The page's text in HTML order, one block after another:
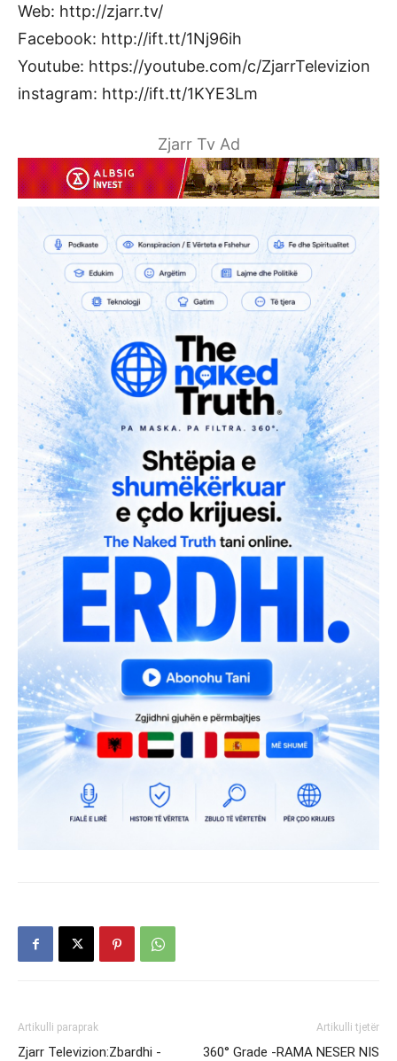
Web: http://zjarr.tv/
Facebook: http://ift.tt/1Nj96ih
Youtube: https://youtube.com/c/ZjarrTelevizion
instagram: http://ift.tt/1KYE3Lm
Zjarr Tv Ad
Artikulli paraprak
Zjarr Televizion:Zbardhi -
Artikulli tjetër
360° Grade -RAMA NESER NIS